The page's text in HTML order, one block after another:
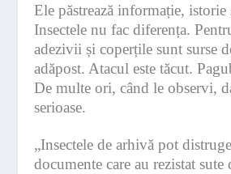
Ele păstrează informație, istorie
Insectele nu fac diferența.
adezivii și coperțile sunt surse
adăpost. Atacul este tăcut.
De multe ori, când le observi,
serioase.
„Insectele de arhivă pot
documente care au rezistat sute